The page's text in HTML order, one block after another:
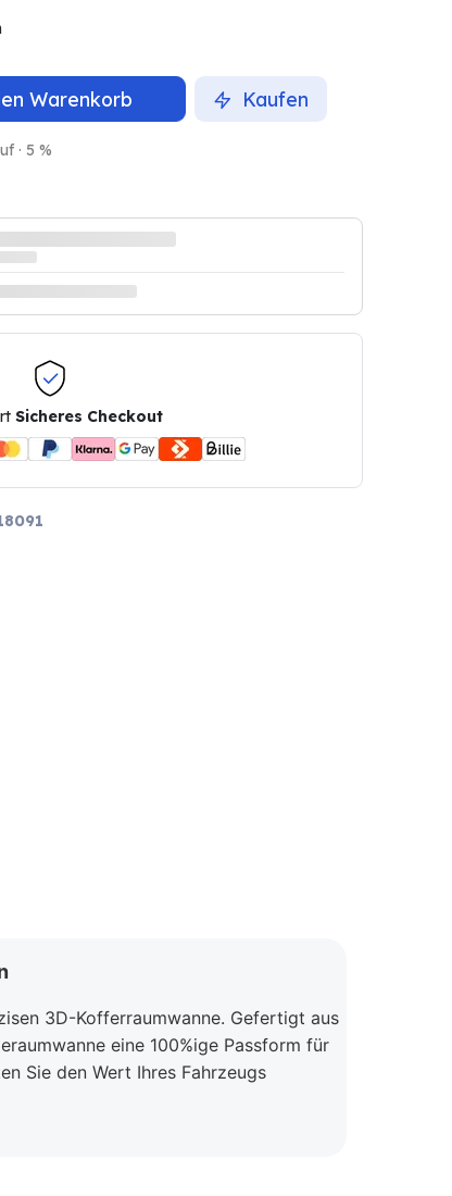
Warenkorb Kaufen
· 5 %
Sicheres Checkout
3D-Kofferraumwanne. Gefertigt aus
eine 100%ige Passform für
Sie den Wert Ihres Fahrzeugs